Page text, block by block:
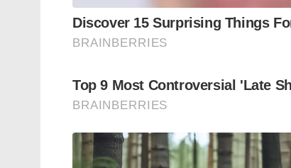
ഭാഗമാണ്. ഷൂട്ടിംഗ് നടക്കുമ്പോൾ
നിലയുറപ്പിക്കുകയും ഈ കമാൻഡോയ്ക്ക്
പരീക്ഷണങ്ങളും ഈ കാലയളവിൽ
പതിനാലുമാസത്തെ പരിശീലനം
ഭാഗമാകും. തുടർന്ന് അത്യാധുനികമായ
നിലവിൽ ലഭ്യമല്ല. സാധാരണയായി
കമാൻഡോകൾ സ്വന്തം